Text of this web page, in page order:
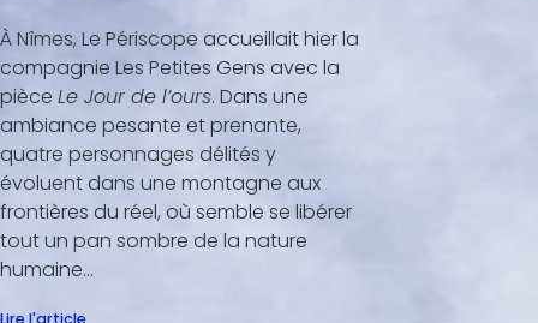
À Nîmes, Le Périscope accueillait hier la
compagnie Les Petites Gens avec la
pièce Le Jour de l’ours. Dans une
ambiance pesante et prenante,
quatre personnages délités y
évoluent dans une montagne aux
frontières du réel, où semble se libérer
tout un pan sombre de la nature
humaine…
Lire l'article